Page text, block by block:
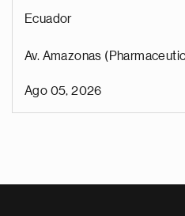
Ecuador
Av. Amazonas
Ago 05, 2026